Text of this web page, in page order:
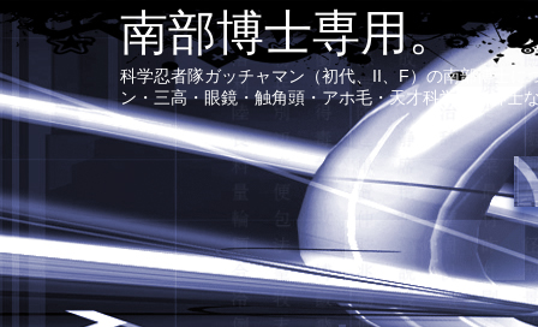
南部博士専用。
科学忍者隊ガッチャマン（初代、II、F）の南部博士
ン・三高・眼鏡・触角頭・アホ毛・天才科学者で紳士